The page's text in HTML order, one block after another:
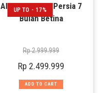
UP TO - 17%
Alice – Kucing Persia 7
Bulan Betina
Rp2.999.999
Rp 2.499.999
ADD TO CART